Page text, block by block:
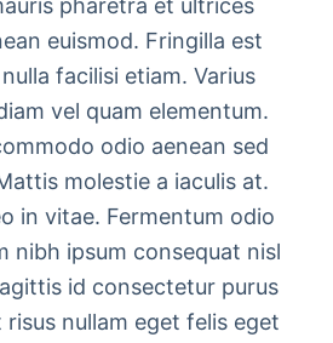
pharetra et ultrices
euismod. Fringilla est
facilisi etiam. Varius
vel quam elementum.
odio aenean sed
molestie a iaculis at.
in vitae. Fermentum odio
nibh ipsum consequat nisl
id consectetur purus
nullam eget felis eget